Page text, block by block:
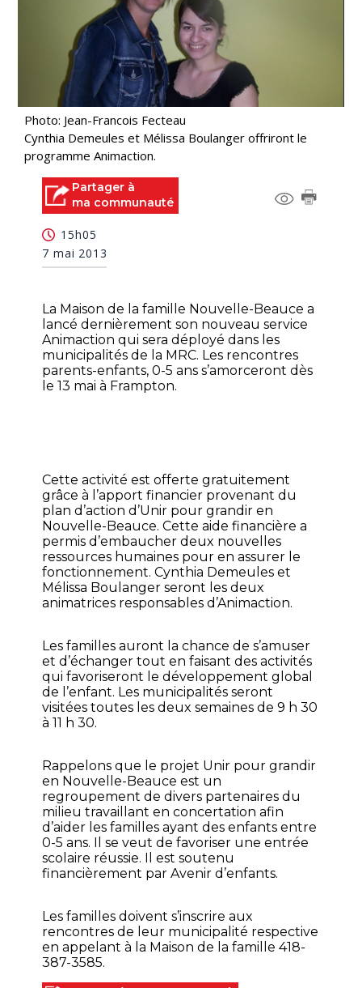
Photo: Jean-Francois Fecteau
Cynthia Demeules et Mélissa Boulanger offriront le
programme Animaction.
Partager à
ma communauté
15h05
7 mai 2013
La Maison de la famille Nouvelle-Beauce a
lancé dernièrement son nouveau service
Animaction qui sera déployé dans les
municipalités de la MRC. Les rencontres
parents-enfants, 0-5 ans s’amorceront dès
le 13 mai à Frampton.
Cette activité est offerte gratuitement
grâce à l’apport financier provenant du
plan d’action d’Unir pour grandir en
Nouvelle-Beauce. Cette aide financière a
permis d’embaucher deux nouvelles
ressources humaines pour en assurer le
fonctionnement. Cynthia Demeules et
Mélissa Boulanger seront les deux
animatrices responsables d’Animaction.
Les familles auront la chance de s’amuser
et d’échanger tout en faisant des activités
qui favoriseront le développement global
de l’enfant. Les municipalités seront
visitées toutes les deux semaines de 9 h 30
à 11 h 30.
Rappelons que le projet Unir pour grandir
en Nouvelle-Beauce est un
regroupement de divers partenaires du
milieu travaillant en concertation afin
d’aider les familles ayant des enfants entre
0-5 ans. Il se veut de favoriser une entrée
scolaire réussie. Il est soutenu
financièrement par Avenir d’enfants.
Les familles doivent s’inscrire aux
rencontres de leur municipalité respective
en appelant à la Maison de la famille 418-
387-3585.